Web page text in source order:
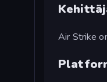
Air Strike